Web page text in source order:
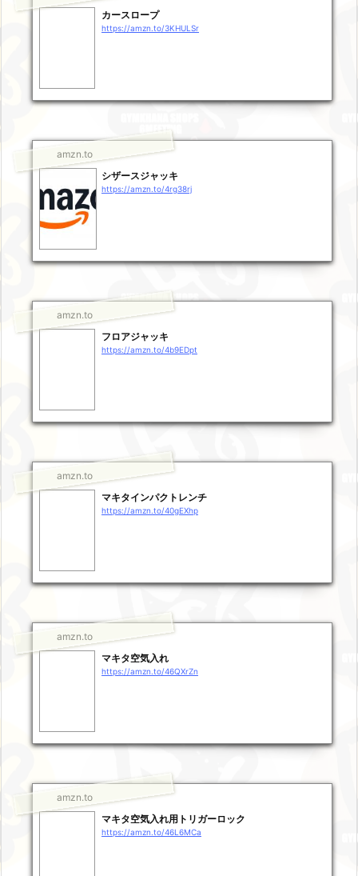
カースロープ
https://amzn.to/3KHULSr
amzn.to
シザースジャッキ
https://amzn.to/4rg38rj
amzn.to
フロアジャッキ
https://amzn.to/4b9EDpt
amzn.to
マキタインパクトレンチ
https://amzn.to/40gEXhp
amzn.to
マキタ空気入れ
https://amzn.to/46QXrZn
amzn.to
マキタ空気入れ用トリガーロック
https://amzn.to/46L6MCa